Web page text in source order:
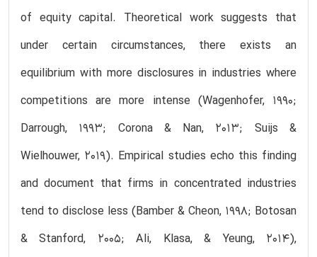
of equity capital. Theoretical work suggests that
under certain circumstances, there exists an
equilibrium with more disclosures in industries where
competitions are more intense (Wagenhofer, 1990;
Darrough, 1993; Corona & Nan, 2013; Suijs &
Wielhouwer, 2019). Empirical studies echo this finding
and document that firms in concentrated industries
tend to disclose less (Bamber & Cheon, 1998; Botosan
& Stanford, 2005; Ali, Klasa, & Yeung, 2014),